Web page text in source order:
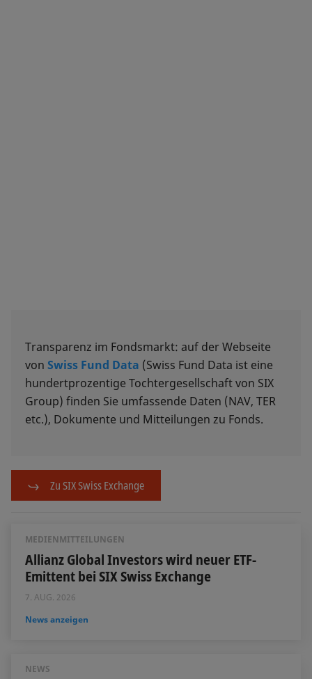
Transparenz im Fondsmarkt: auf der Webseite
von Swiss Fund Data (Swiss Fund Data ist eine
hundertprozentige Tochtergesellschaft von SIX
Group) finden Sie umfassende Daten (NAV, TER
etc.), Dokumente und Mitteilungen zu Fonds.
Zu SIX Swiss Exchange
MEDIENMITTEILUNGEN
Allianz Global Investors wird neuer ETF-
Emittent bei SIX Swiss Exchange
7. AUG. 2026
News anzeigen
NEWS